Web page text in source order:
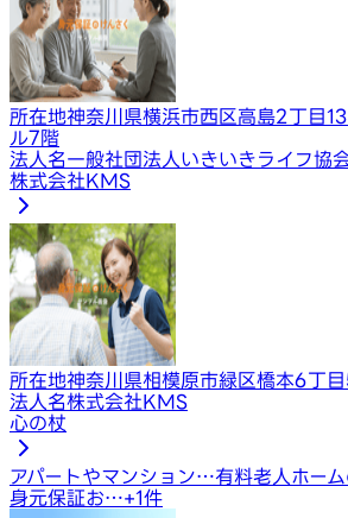
所在地神奈川県横浜市西区高島2丁目
ル7階
法人名一般社団法人いきいきライフ協
株式会社KMS
所在地神奈川県相模原市緑区橋本6丁
法人名株式会社KMS
心の杖
アパートやマンション…有料老人ホー
身元保証お…+1件